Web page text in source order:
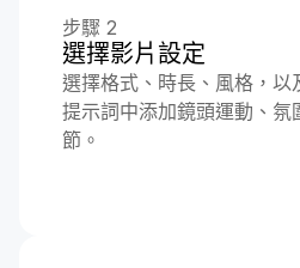
步驟 2
選擇影片設定
選擇格式、時長、風格，以
提示詞中添加鏡頭運動、氛
節。